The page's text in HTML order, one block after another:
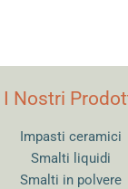
I Nostri
Impasti ceramici
Smalti liquidi
Smalti in polvere